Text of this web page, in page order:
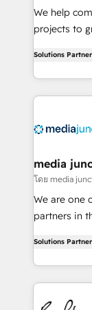
HubSpot Rising Star Why us?
potential of
HubSpot
Hourly-fee
We help
projects to
HubSpot
team to
experience
Solutions Partner
media
โดย media
We are one
partners in
companies. We are woman-owned, powered by
coffee, and we ❤️ dogs.
work for our clients. 🏆2023
Solutions Partner